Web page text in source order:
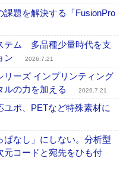
題を解決する「FusionPro
テム 多品種少量時代を支
ン
2026.7.21
ーズ インプリンティング
の力を加える
2026.7.21
ポ、PETなど特殊素材に
なし」にしない。分析型
コードと宛先をひも付